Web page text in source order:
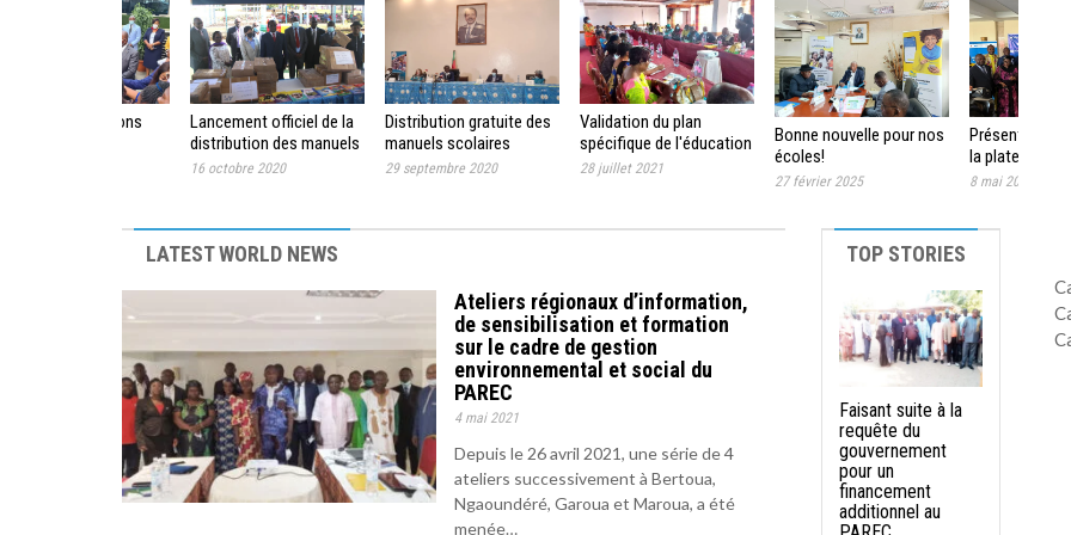
FBP : sessions
Lancement officiel de la
distribution des manuels
scolaires aux écoles
16 octobre 2020
Distribution gratuite des
manuels scolaires
essentiels aux écoles
29 septembre 2020
Validation du plan
spécifique de l'éducation
en faveur des
28 juillet 2021
Bonne nouvelle pour nos
écoles!
27 février 2025
Présentation
la plateforme
intégrée du
8 mai 2025
LATEST WORLD NEWS
Ateliers régionaux d’information,
de sensibilisation et formation
sur le cadre de gestion
environnemental et social du
PAREC
4 mai 2021
Depuis le 26 avril 2021, une série de 4
ateliers successivement à Bertoua,
Ngaoundéré, Garoua et Maroua, a été
menée…
TOP STORIES
Faisant suite à la
requête du
gouvernement
pour un
financement
additionnel au